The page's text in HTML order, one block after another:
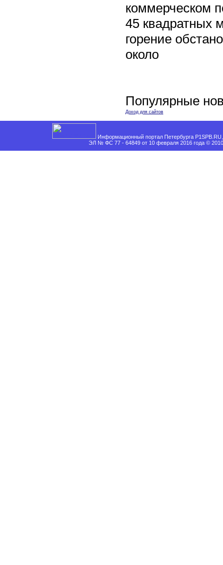
коммерческом
45 квадратных
горение
около
Популярные
Доход для сайтов
Информационный портал Петербурга
ЭЛ № ФС 77 - 64849 от 10 февраля 2016 года ©